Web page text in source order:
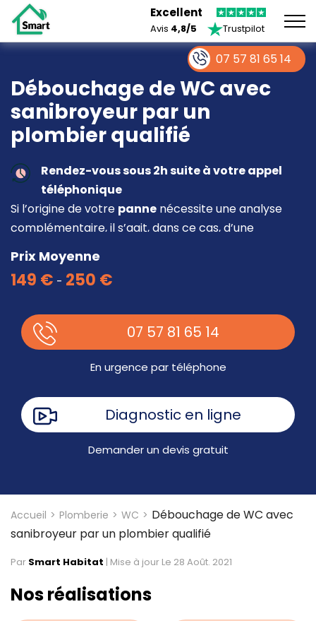
Excellent
Avis 4,8/5 Trustpilot
Débouchage de WC avec
sanibroyeur par un
plombier qualifié
Rendez-vous sous 2h suite à votre appel
téléphonique
Si l’origine de votre panne nécessite une analyse
complémentaire, il s’agit, dans ce cas, d’une
intervention à part entière demandant un devis sur
place.
Prix Moyenne
149 € - 250 €
07 57 81 65 14
En urgence par téléphone
Diagnostic en ligne
Demander un devis gratuit
Accueil Plomberie WC
Débouchage de WC avec
sanibroyeur par un plombier qualifié
Par Smart Habitat | Mise à jour Le 28 Août. 2021
Nos réalisations
07 57 81 65 14